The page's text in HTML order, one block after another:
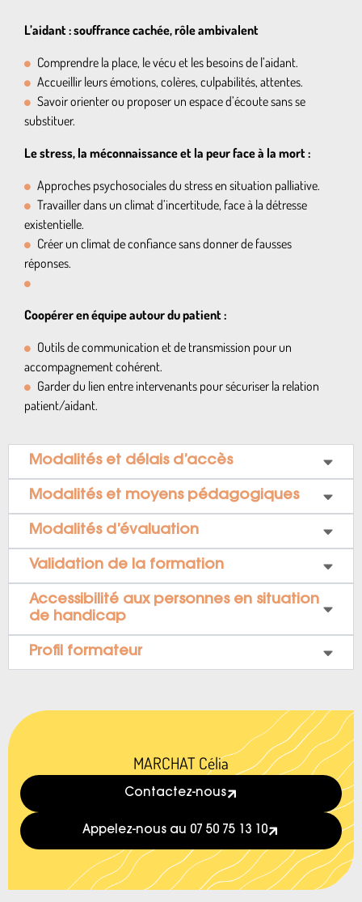
L’aidant : souffrance cachée, rôle ambivalent
Comprendre la place, le vécu et les besoins de l’aidant.
Accueillir leurs émotions, colères, culpabilités, attentes.
Savoir orienter ou proposer un espace d’écoute sans se
substituer.
Le stress, la méconnaissance et la peur face à la mort :
Approches psychosociales du stress en situation palliative.
Travailler dans un climat d’incertitude, face à la détresse
existentielle.
Créer un climat de confiance sans donner de fausses
réponses.
Coopérer en équipe autour du patient :
Outils de communication et de transmission pour un
accompagnement cohérent.
Garder du lien entre intervenants pour sécuriser la relation
patient/aidant.
Modalités et délais d’accès
Modalités et moyens pédagogiques
Modalités d’évaluation
Validation de la formation
Accessibilité aux personnes en situation
de handicap
Profil formateur
MARCHAT Célia
Contactez-nous
Appelez-nous au 07 50 75 13 10